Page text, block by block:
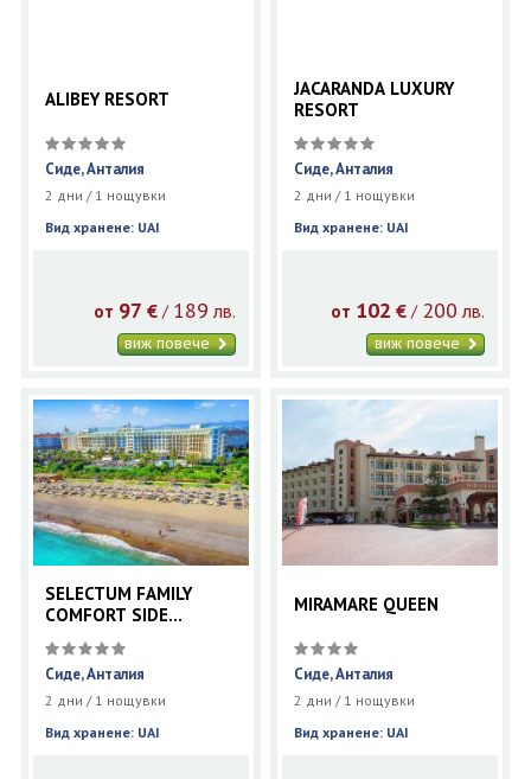
ALIBEY RESORT
Сиде, Анталия
2 дни / 1 нощувки
Вид хранене: UAI
от 97 €/ 189 лв.
виж повече
JACARANDA LUXURY
RESORT
Сиде, Анталия
2 дни / 1 нощувки
Вид хранене: UAI
от 102 € / 200 лв.
виж повече
SELECTUM FAMILY
COMFORT SIDE
(EX.LYRA RESORT)
Сиде, Анталия
2 дни / 1 нощувки
Вид хранене: UAI
MIRAMARE QUEEN
Сиде, Анталия
2 дни / 1 нощувки
Вид хранене: UAI